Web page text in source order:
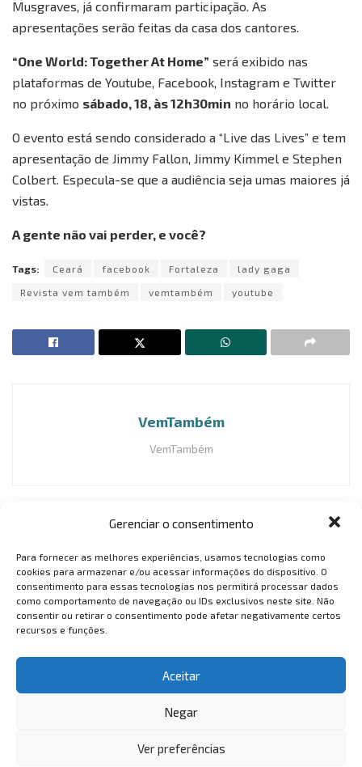
Gerenciar o consentimento
Para fornecer as melhores experiências, usamos tecnologias como
cookies para armazenar e/ou acessar informações do dispositivo. O
consentimento para essas tecnologias nos permitirá processar dados
como comportamento de navegação ou IDs exclusivos neste site. Não
consentir ou retirar o consentimento pode afetar negativamente certos
recursos e funções.
Aceitar
Negar
Ver preferências
Musgraves, já confirmaram participação. As
apresentações serão feitas da casa dos cantores.
“One World: Together At Home” será exibido nas
plataformas de Youtube, Facebook, Instagram e Twitter
no próximo sábado, 18, às 12h30min no horário local.
O evento está sendo considerado a “Live das Lives” e tem
apresentação de Jimmy Fallon, Jimmy Kimmel e Stephen
Colbert. Especula-se que a audiência seja umas maiores já
vistas.
A gente não vai perder, e você?
Tags: Ceará facebook Fortaleza lady gaga
Revista vem também vemtambém youtube
VemTambém
VemTambém